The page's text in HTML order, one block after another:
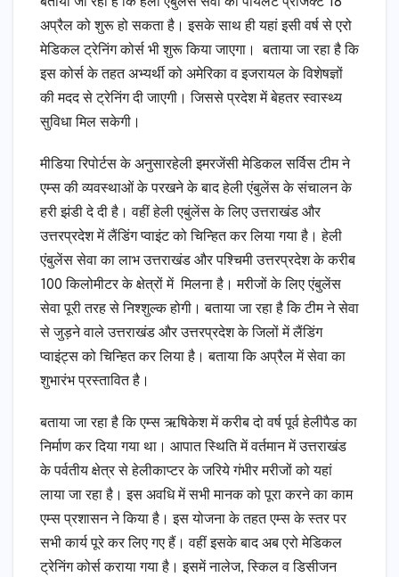
अप्रैल को शुरू हो सकता है। इसके साथ ही यहां इसी वर्ष से एरो
मेडिकल ट्रेनिंग कोर्स भी शुरू किया जाएगा। बताया जा रहा है कि
इस कोर्स के तहत अभ्यर्थी को अमेरिका व इजरायल के विशेषज्ञों
की मदद से ट्रेनिंग दी जाएगी। जिससे प्रदेश में बेहतर स्वास्थ्य
सुविधा मिल सकेगी।
मीडिया रिपोर्टस के अनुसारहेली इमरजेंसी मेडिकल सर्विस टीम ने
एम्स की व्यवस्थाओं के परखने के बाद हेली एंबुलेंस के संचालन के
हरी झंडी दे दी है। वहीं हेली एबुंलेंस के लिए उत्तराखंड और
उत्तरप्रदेश में लैंडिंग प्वाइंट को चिन्हित कर लिया गया है। हेली
एंबुलेंस सेवा का लाभ उत्तराखंड और पश्चिमी उत्तरप्रदेश के करीब
100 किलोमीटर के क्षेत्रों में मिलना है। मरीजों के लिए एंबुलेंस
सेवा पूरी तरह से निश्शुल्क होगी। बताया जा रहा है कि टीम ने सेवा
से जुड़ने वाले उत्तराखंड और उत्तरप्रदेश के जिलों में लैंडिंग
प्वाइंट्स को चिन्हित कर लिया है। बताया कि अप्रैल में सेवा का
शुभारंभ प्रस्तावित है।
बताया जा रहा है कि एम्स ऋषिकेश में करीब दो वर्ष पूर्व हेलीपैड का
निर्माण कर दिया गया था। आपात स्थिति में वर्तमान में उत्तराखंड
के पर्वतीय क्षेत्र से हेलीकाप्टर के जरिये गंभीर मरीजों को यहां
लाया जा रहा है। इस अवधि में सभी मानक को पूरा करने का काम
एम्स प्रशासन ने किया है। इस योजना के तहत एम्स के स्तर पर
सभी कार्य पूरे कर लिए गए हैं। वहीं इसके बाद अब एरो मेडिकल
ट्रेनिंग कोर्स कराया गया है। इसमें नालेज, स्किल व डिसीजन